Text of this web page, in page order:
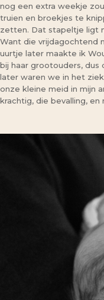
nog een extra weekje
truien en broekjes te
zetten. Dat stapeltje ligt
Want die vrijdagochtend
uurtje later maakte ik
bij haar grootouders,
later waren we in het
onze kleine meid in mijn
krachtig, die bevalling,